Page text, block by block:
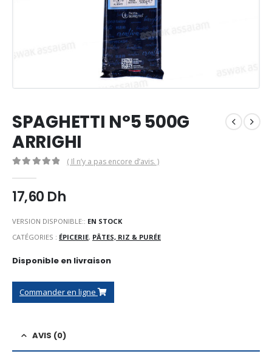
SPAGHETTI N°5 500G
ARRIGHI
( Il n’y a pas encore d’avis. )
17,60 Dh
VERSION DISPONIBLE:: EN STOCK
CATÉGORIES : ÉPICERIE, PÂTES, RIZ & PURÉE
Disponible en livraison
Commander en ligne
AVIS (0)